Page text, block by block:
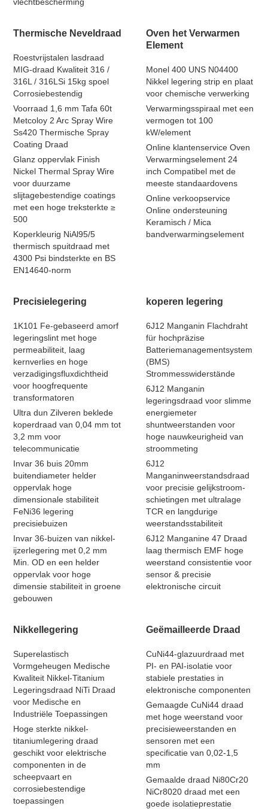
Thermische Neveldraad
Roestvrijstalen lasdraad
MIG-draad Kwaliteit 316 /
316L / 316LSi 15kg spoel
Corrosiebestendig
Voorraad 1,6 mm Tafa 60t
Metcoloy 2 Arc Spray Wire
Ss420 Thermische Spray
Coating Draad
Glanz oppervlak Finish
Nickel Thermal Spray Wire
voor duurzame
slijtagebestendige coatings
met een hoge treksterkte ≥
500
Koperkleurig NiAl95/5
thermisch spuitdraad met
4300 Psi bindsterkte en BS
EN14640-norm
Oven het Verwarmen
Element
Monel 400 UNS N04400
Nikkel legering strip en plaat
voor chemische verwerking
Verwarmingsspiraal met een
vermogen tot 100
kW/element
Online klantenservice Oven
Verwarmingselement 24
inch Compatibel met de
meeste standaardovens
Online verkoopservice
Online ondersteuning
Keramisch / Mica
bandverwarmingselement
Precisielegering
1K101 Fe-gebaseerd amorf
legeringslint met hoge
permeabiliteit, laag
kernverlies en hoge
verzadigingsfluxdichtheid
voor hoogfrequente
transformatoren
Ultra dun Zilveren beklede
koperdraad van 0,04 mm tot
3,2 mm voor
telecommunicatie
Invar 36 buis 20mm
buitendiameter helder
oppervlak hoge
dimensionale stabiliteit
FeNi36 legering
precisiebuizen
Invar 36-buizen van nikkel-
ijzerlegering met 0,2 mm
Min. OD en een helder
oppervlak voor hoge
dimensie stabiliteit in groene
gebouwen
koperen legering
6J12 Manganin Flachdraht
für hochpräzise
Batteriemanagementsystem
(BMS)
Strommesswiderstände
6J12 Manganin
legeringsdraad voor slimme
energiemeter
shuntweerstanden voor
hoge nauwkeurigheid van
stroommeting
6J12
Manganinweerstandsdraad
voor precisie gelijkstroom-
schietingen met ultralage
TCR en langdurige
weerstandsstabiliteit
6J12 Manganine 47 Draad
laag thermisch EMF hoge
weerstand consistentie voor
sensor & precisie
elektronische circuit
Nikkellegering
Superelastisch
Vormgeheugen Medische
Kwaliteit Nikkel-Titanium
Legeringsdraad NiTi Draad
voor Medische en
Industriële Toepassingen
Hoge sterkte nikkel-
titaniumlegering draad
geschikt voor elektrische
componenten in de
scheepvaart en
corrosiebestendige
toepassingen
Geëmailleerde Draad
CuNi44-glazuurdraad met
PI- en PAI-isolatie voor
stabiele prestaties in
elektronische componenten
Gemaagde CuNi44 draad
met hoge weerstand voor
precisieweerstanden en
sensoren met een
specificatie van 0,02-1,5
mm
Gemaalde draad Ni80Cr20
NiCr8020 draad met een
goede isolatieprestatie